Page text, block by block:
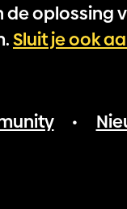
oplossing
Sluit je ook
•